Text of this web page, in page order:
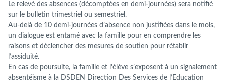
Le relevé des absences (décomptées en demi-journées) sera notifié
sur le bulletin trimestriel ou semestriel.
Au-delà de 10 demi-journées d’absence non justifiées dans le mois,
un dialogue est entamé avec la famille pour en comprendre les
raisons et déclencher des mesures de soutien pour rétablir
l’assiduité.
En cas de poursuite, la famille et l’élève s’exposent à un signalement
absentéisme à la DSDEN Direction Des Services de l’Education